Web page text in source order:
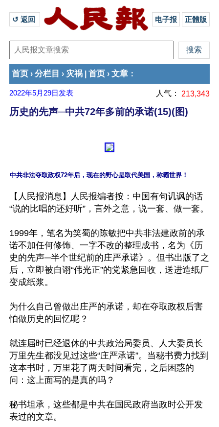
↺ 返回 电子报 正體版
首页 › 分栏目 › 灾祸 首页 › 文章 ：
2022年5月29日 发表 人气： 213,343
历史的先声─中共72年多前的承诺(15)(图)
中共非法夺取政权72年后，现在的野心是取代美国，称霸世界！
【人民报消息】人民报编者按：中国有句讥讽的话
“说的比唱的还好听”，言外之意，说一套、做一套。
1999年，笔名为笑蜀的陈敏把中共非法建政前的承
诺不加任何修饰、一字不改的整理成书，名为《历
史的先声─半个世纪前的庄严承诺》。但书出版了之
后，立即被自诩“伟光正”的党紧急回收，送进造纸厂
变成纸浆。
为什么自己曾做出庄严的承诺，却在夺取政权后害
怕做历史的回忆呢？
就连届时已经退休的中共政治局委员、人大委员长
万里先生都没见过这些“庄严承诺”。当秘书费力找到
这本书时，万里花了两天时间看完，之后困惑的
问：这上面写的是真的吗？
秘书坦承，这些都是中共在国民政府当政时公开发
表过的文章。